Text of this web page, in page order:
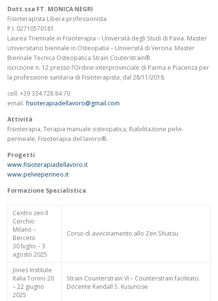
Dott.ssa FT. MONICA NEGRI
Fisioterapista Libera professionista
P.I. 02710570181
Laurea Triennale in Fisioterapia – Università degli Studi di Pavia. Master
Universitario biennale in Osteopatia – Università di Verona. Master
Biennale Tecnica Osteopatica Strain Couterstrain®.
Iscrizione n. 12 presso l’Ordine interprovinciale di Parma e Piacenza per
la professione sanitaria di Fisioterapista, dal 28/11/2018.
cell. +39 334 728 84 70
email. fisioterapiadellavoro@gmail.com
Attività
Fisioterapia, Terapia manuale osteopatica, Riabilitazione pelvi-
perineale, Fisioterapia del lavoro®.
Progetti
www.fisioterapiadellavoro.it
www.pelvieperineo.it
Formazione Specialistica
Centro zen Il
Cerchio
Milano –
Berceto
30 luglio – 3
agosto 2025
Corso di avvicinamento allo Zen Shiatsu
Jones Institute
Italia Torino 20
– 22 giugno
2025
Strain Counterstrain VI – Counterstrain facilitato.
Docente Randall S. Kusunose